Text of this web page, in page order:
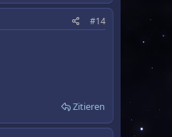
#14
Zitieren